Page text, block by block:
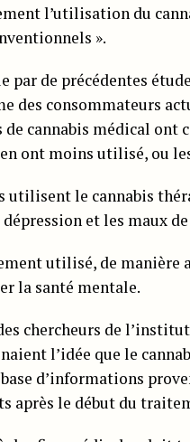
l’utilisation du
».
par de précédentes
des consommateurs
cannabis médical ont
ont moins utilisé, ou
utilisent le cannabis
et les maux
utilisé, de manière
la santé mentale.
chercheurs de l’institut
l’idée que le
d’informations
après le début du